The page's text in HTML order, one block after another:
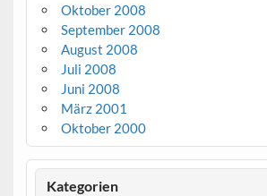
Oktober 2008
September 2008
August 2008
Juli 2008
Juni 2008
März 2001
Oktober 2000
Kategorien